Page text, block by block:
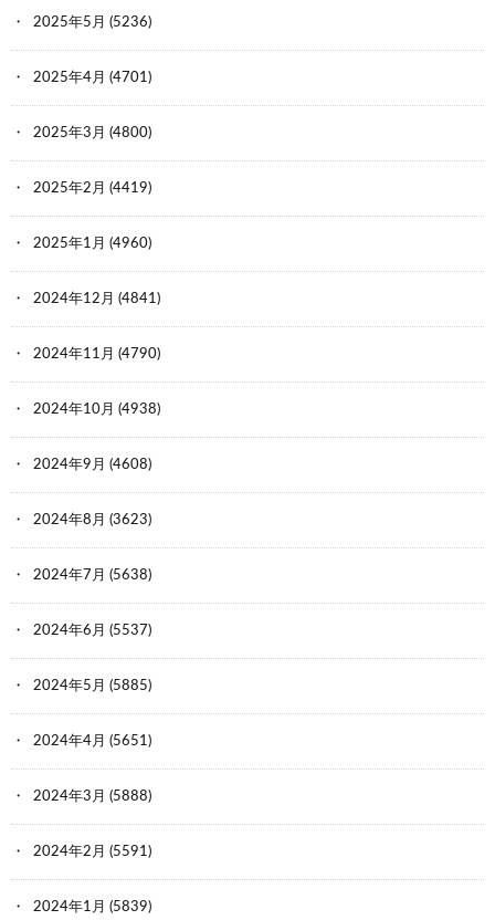
2025年5月 (5236)
2025年4月 (4701)
2025年3月 (4800)
2025年2月 (4419)
2025年1月 (4960)
2024年12月 (4841)
2024年11月 (4790)
2024年10月 (4938)
2024年9月 (4608)
2024年8月 (3623)
2024年7月 (5638)
2024年6月 (5537)
2024年5月 (5885)
2024年4月 (5651)
2024年3月 (5888)
2024年2月 (5591)
2024年1月 (5839)